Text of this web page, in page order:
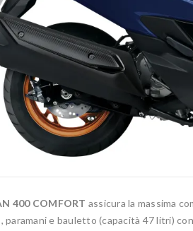
400 COMFORT assicura la massima
paramani e bauletto (capacità 47 litri)